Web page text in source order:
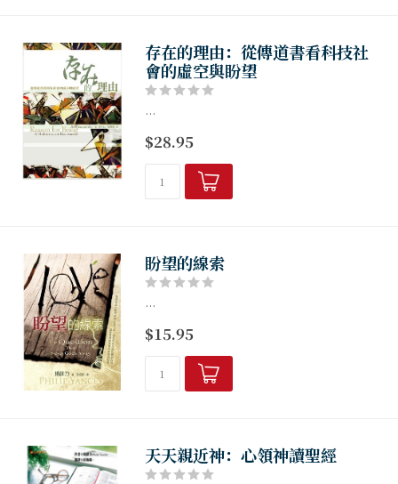
存在的理由：從傳道書看科技社
會的虛空與盼望
...
$28.95
盼望的線索
...
$15.95
天天親近神：心領神讀聖經